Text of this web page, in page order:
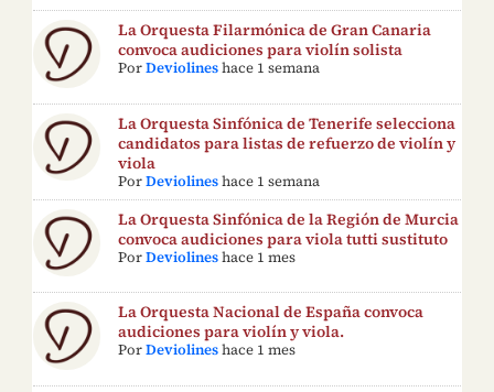
La Orquesta Filarmónica de Gran Canaria
convoca audiciones para violín solista
PorDeviolines hace 1 semana
La Orquesta Sinfónica de Tenerife selecciona
candidatos para listas de refuerzo de violín y
viola
PorDeviolines hace 1 semana
La Orquesta Sinfónica de la Región de Murcia
convoca audiciones para viola tutti sustituto
PorDeviolines hace 1 mes
La Orquesta Nacional de España convoca
audiciones para violín y viola.
PorDeviolines hace 1 mes